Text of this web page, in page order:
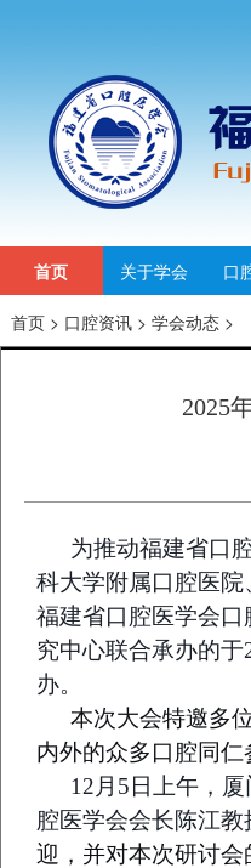
首页 关于学会 口
首页 > 口腔资讯 > 学会动态 >
2025
为推动福建省口
科大学附属口腔医
福建省口腔医学会
究中心联合承办的于
办。
本次大会特邀多
内外的众多口腔同
12月5日上午，
腔医学会会长陈江教
迎，并对本次研讨